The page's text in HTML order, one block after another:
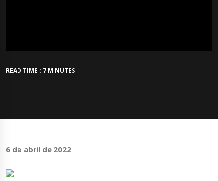
READ TIME : 7 MINUTES
6 de abril de 2022